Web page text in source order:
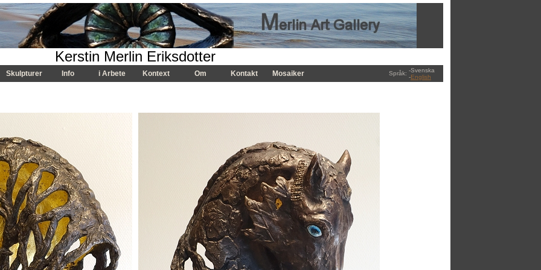
Kerstin Merlin Eriksdotter
Skulpturer Info i Arbete Kontext Om Kontakt Mosaiker Språk: -Svenska
-English